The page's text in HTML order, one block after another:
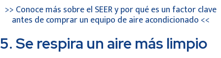
>> Conoce más sobre el SEER y por qué es un factor clave
antes de comprar un equipo de aire acondicionado <<
5. Se respira un aire más limpio